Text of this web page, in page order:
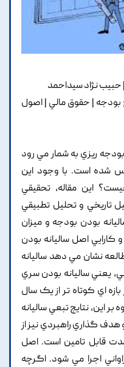
نژاد سيداحمد
بودجه | حقوق مالي | اصول
ريزي به شمار مي رود
شده است. با وجود اين
اين مقاله, تحقيقي
تاريخي و تحليل تطبيقي
بودن بودجه و ميزان
اصل ساليانه بودن
نشان مي دهد ساليانه
يعني ساليانه بودن سري
اي کوتاه تر از يک سال
اين, نتايج تبعي ساليانه
گذاري راهبردي نيز از
قابل تامين است. اصل
اجرا مي شود. اگرچه